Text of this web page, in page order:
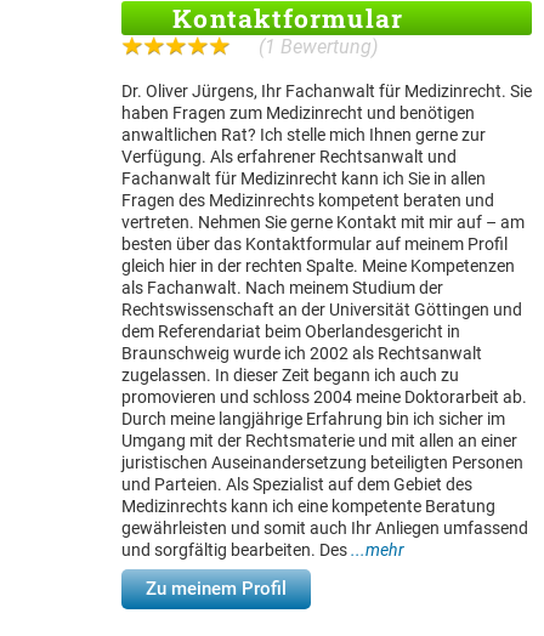
Kontaktformular
(1 Bewertung)
Dr. Oliver Jürgens, Ihr Fachanwalt für Medizinrecht. Sie
haben Fragen zum Medizinrecht und benötigen
anwaltlichen Rat? Ich stelle mich Ihnen gerne zur
Verfügung. Als erfahrener Rechtsanwalt und
Fachanwalt für Medizinrecht kann ich Sie in allen
Fragen des Medizinrechts kompetent beraten und
vertreten. Nehmen Sie gerne Kontakt mit mir auf – am
besten über das Kontaktformular auf meinem Profil
gleich hier in der rechten Spalte. Meine Kompetenzen
als Fachanwalt. Nach meinem Studium der
Rechtswissenschaft an der Universität Göttingen und
dem Referendariat beim Oberlandesgericht in
Braunschweig wurde ich 2002 als Rechtsanwalt
zugelassen. In dieser Zeit begann ich auch zu
promovieren und schloss 2004 meine Doktorarbeit ab.
Durch meine langjährige Erfahrung bin ich sicher im
Umgang mit der Rechtsmaterie und mit allen an einer
juristischen Auseinandersetzung beteiligten Personen
und Parteien. Als Spezialist auf dem Gebiet des
Medizinrechts kann ich eine kompetente Beratung
gewährleisten und somit auch Ihr Anliegen umfassend
und sorgfältig bearbeiten. Des...mehr
Zu meinem Profil